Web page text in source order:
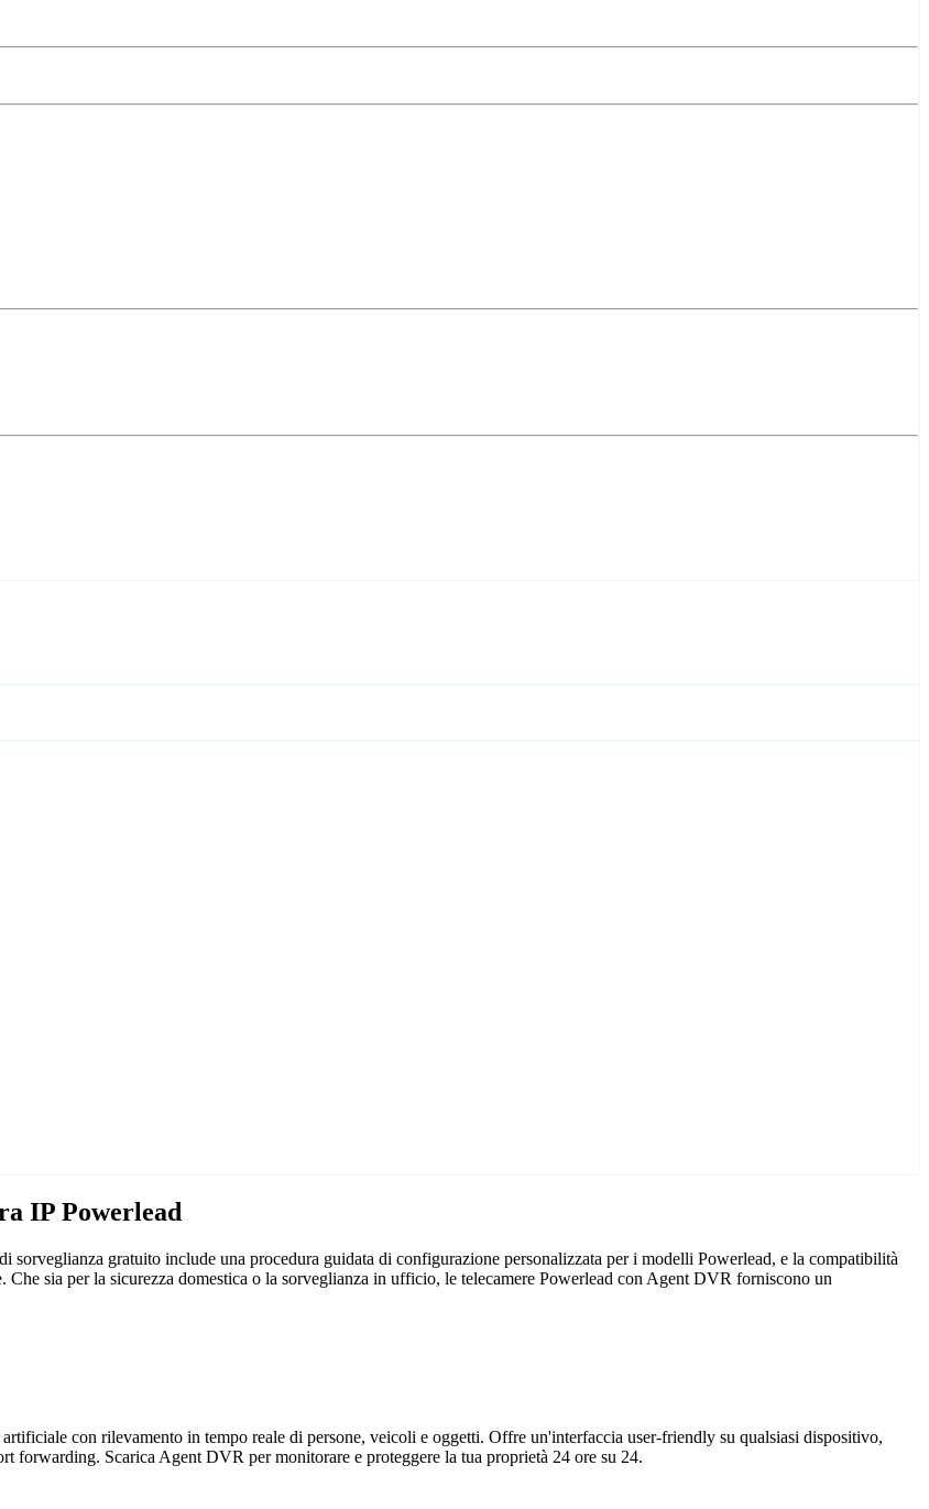
IP Powerlead
gratuito include una procedura guidata di configurazione personalizzata per i modelli Powerlead, e la compatibilità
sia per la sicurezza domestica o la sorveglianza in ufficio, le telecamere Powerlead con Agent DVR forniscono un
con rilevamento in tempo reale di persone, veicoli e oggetti. Offre un'interfaccia user-friendly su qualsiasi dispositivo,
forwarding. Scarica Agent DVR per monitorare e proteggere la tua proprietà 24 ore su 24.